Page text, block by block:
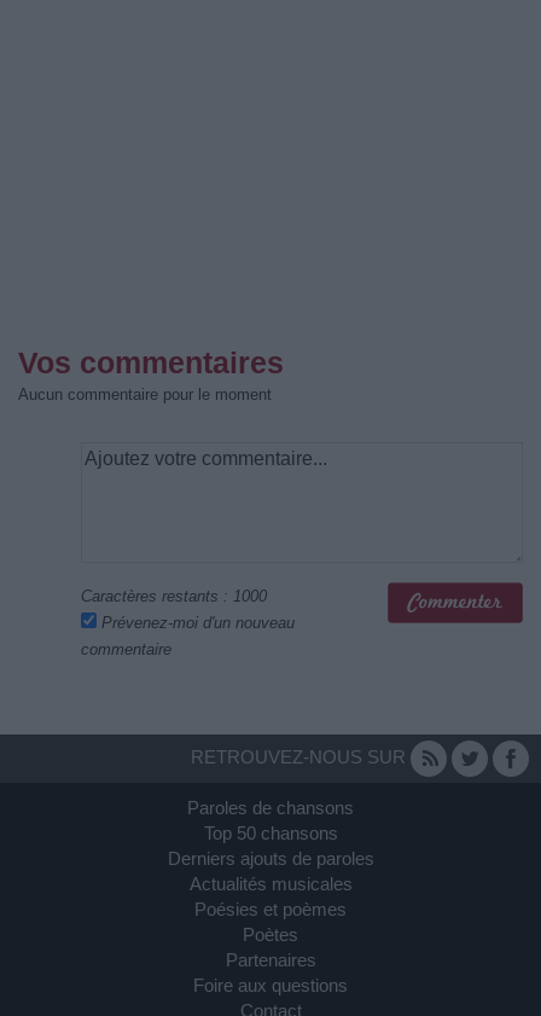
Vos commentaires
Aucun commentaire pour le moment
Caractères restants : 1000
Prévenez-moi d'un nouveau
commentaire
RETROUVEZ-NOUS SUR
Paroles de chansons
Top 50 chansons
Derniers ajouts de paroles
Actualités musicales
Poésies et poèmes
Poètes
Partenaires
Foire aux questions
Contact